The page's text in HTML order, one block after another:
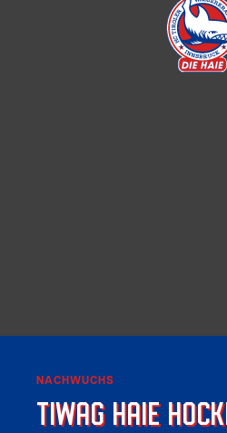
NACHWUCHS
TIWAG HAIE